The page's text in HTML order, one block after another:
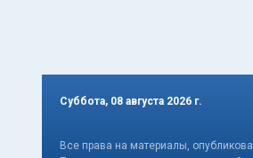
Суббота, 08 августа 2026 г.
Все права на материалы,